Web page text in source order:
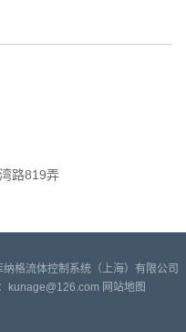
路819弄
格流体控制系统（上海）有限公司
kunage@126.com 网站地图